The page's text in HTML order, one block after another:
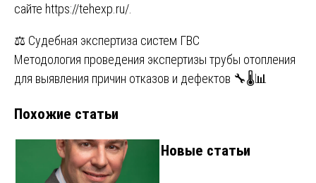
сайте https://tehexp.ru/
Навигация
по
⚖️ Судебная экспертиза систем ГВС
Методология проведения экспертизы трубы отопления
для выявления причин отказов и дефектов 🔧🌡️📊
Похожие статьи
Новые статьи